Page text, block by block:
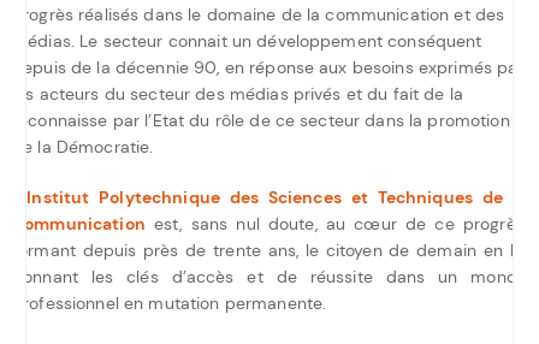
progrès réalisés dans le domaine de la communication et des
médias. Le secteur connait un développement conséquent
depuis de la décennie 90, en réponse aux besoins exprimés par
les acteurs du secteur des médias privés et du fait de la
reconnaisse par l’Etat du rôle de ce secteur dans la promotion
de la Démocratie.
L’Institut Polytechnique des Sciences et Techniques de la
Communication est, sans nul doute, au cœur de ce progrès,
formant depuis près de trente ans, le citoyen de demain en lui
donnant les clés d’accès et de réussite dans un monde
professionnel en mutation permanente.